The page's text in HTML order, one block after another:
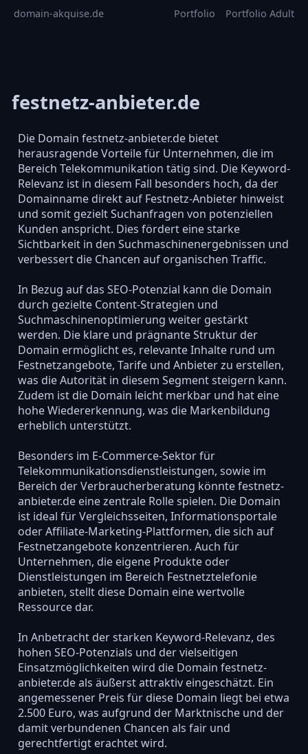
domain-akquise.de Portfolio Portfolio Adult
festnetz-anbieter.de
Die Domain festnetz-anbieter.de bietet
herausragende Vorteile für Unternehmen, die im
Bereich Telekommunikation tätig sind. Die Keyword-
Relevanz ist in diesem Fall besonders hoch, da der
Domainname direkt auf Festnetz-Anbieter hinweist
und somit gezielt Suchanfragen von potenziellen
Kunden anspricht. Dies fördert eine starke
Sichtbarkeit in den Suchmaschinenergebnissen und
verbessert die Chancen auf organischen Traffic.
In Bezug auf das SEO-Potenzial kann die Domain
durch gezielte Content-Strategien und
Suchmaschinenoptimierung weiter gestärkt
werden. Die klare und prägnante Struktur der
Domain ermöglicht es, relevante Inhalte rund um
Festnetzangebote, Tarife und Anbieter zu erstellen,
was die Autorität in diesem Segment steigern kann.
Zudem ist die Domain leicht merkbar und hat eine
hohe Wiedererkennung, was die Markenbildung
erheblich unterstützt.
Besonders im E-Commerce-Sektor für
Telekommunikationsdienstleistungen, sowie im
Bereich der Verbraucherberatung könnte festnetz-
anbieter.de eine zentrale Rolle spielen. Die Domain
ist ideal für Vergleichsseiten, Informationsportale
oder Affiliate-Marketing-Plattformen, die sich auf
Festnetzangebote konzentrieren. Auch für
Unternehmen, die eigene Produkte oder
Dienstleistungen im Bereich Festnetztelefonie
anbieten, stellt diese Domain eine wertvolle
Ressource dar.
In Anbetracht der starken Keyword-Relevanz, des
hohen SEO-Potenzials und der vielseitigen
Einsatzmöglichkeiten wird die Domain festnetz-
anbieter.de als äußerst attraktiv eingeschätzt. Ein
angemessener Preis für diese Domain liegt bei etwa
2.500 Euro, was aufgrund der Marktnische und der
damit verbundenen Chancen als fair und
gerechtfertigt erachtet wird.